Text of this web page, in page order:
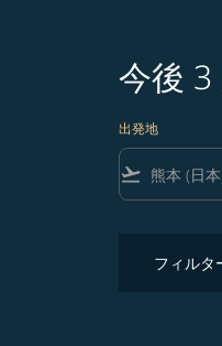
今後
出発地
flight_takeoff
フィルタ